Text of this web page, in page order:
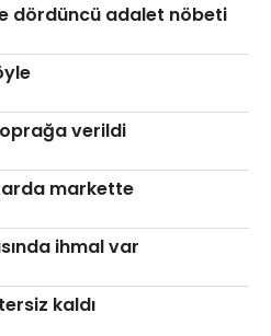
dördüncü adalet nöbeti
verildi
markette
ihmal var
kaldı